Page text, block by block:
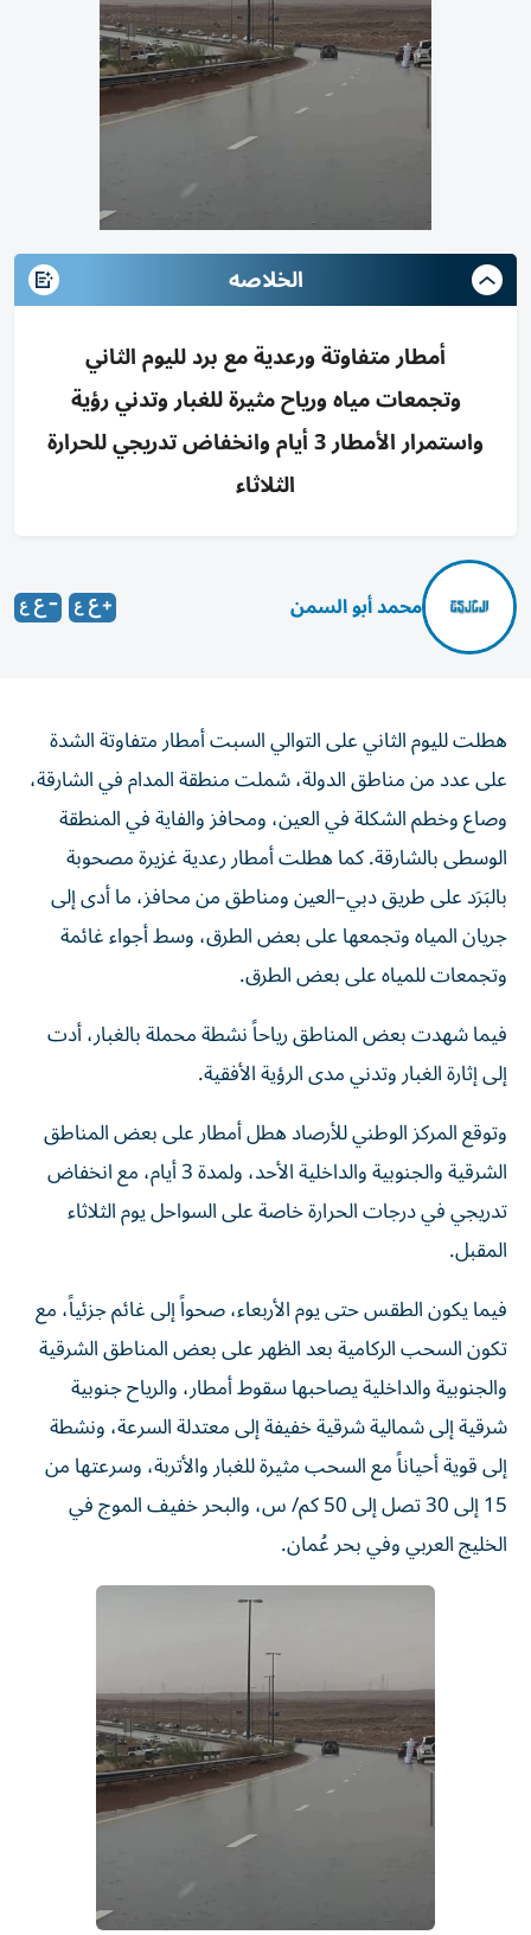
الخلاصه
أمطار متفاوتة ورعدية مع برد لليوم الثاني
وتجمعات مياه ورياح مثيرة للغبار وتدني رؤية
واستمرار الأمطار 3 أيام وانخفاض تدريجي للحرارة
الثلاثاء
محمد أبو السمن
هطلت لليوم الثاني على التوالي السبت أمطار متفاوتة الشدة
على عدد من مناطق الدولة، شملت منطقة المدام في الشارقة،
وصاع وخطم الشكلة في العين، ومحافز والفاية في المنطقة
الوسطى بالشارقة. كما هطلت أمطار رعدية غزيرة مصحوبة
بالبَرَد على طريق دبي–العين ومناطق من محافز، ما أدى إلى
جريان المياه وتجمعها على بعض الطرق، وسط أجواء غائمة
وتجمعات للمياه على بعض الطرق.
فيما شهدت بعض المناطق رياحاً نشطة محملة بالغبار، أدت
إلى إثارة الغبار وتدني مدى الرؤية الأفقية.
وتوقع المركز الوطني للأرصاد هطل أمطار على بعض المناطق
الشرقية والجنوبية والداخلية الأحد، ولمدة 3 أيام، مع انخفاض
تدريجي في درجات الحرارة خاصة على السواحل يوم الثلاثاء
المقبل.
فيما يكون الطقس حتى يوم الأربعاء، صحواً إلى غائم جزئياً، مع
تكون السحب الركامية بعد الظهر على بعض المناطق الشرقية
والجنوبية والداخلية يصاحبها سقوط أمطار، والرياح جنوبية
شرقية إلى شمالية شرقية خفيفة إلى معتدلة السرعة، ونشطة
إلى قوية أحياناً مع السحب مثيرة للغبار والأتربة، وسرعتها من
15 إلى 30 تصل إلى 50 كم/ س، والبحر خفيف الموج في
الخليج العربي وفي بحر عُمان.